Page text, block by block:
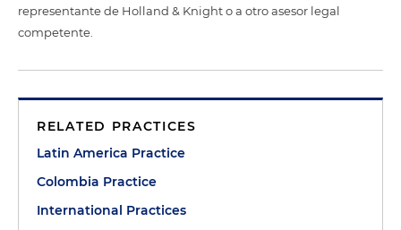
representante de Holland & Knight o a otro asesor legal
competente.
RELATED PRACTICES
Latin America Practice
Colombia Practice
International Practices